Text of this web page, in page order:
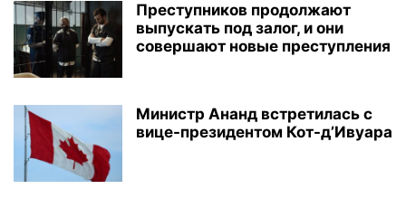
Преступников продолжают
выпускать под залог, и они
совершают новые преступления
Министр Ананд встретилась с
вице-президентом Кот-д’Ивуара